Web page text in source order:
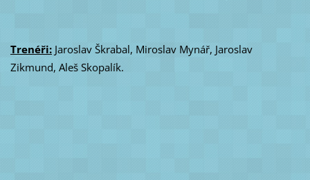
Trenéři:Jaroslav Škrabal, Miroslav Mynář, Jaroslav
Zikmund, Aleš Skopalík.